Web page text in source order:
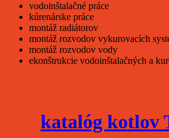
vodoinštalačné práce
kúrenárske práce
montáž radiátorov
montáž rozvodov vykurovacích
montáž rozvodov vody
ekonštrukcie vodoinštalačných a
katalóg kotlov